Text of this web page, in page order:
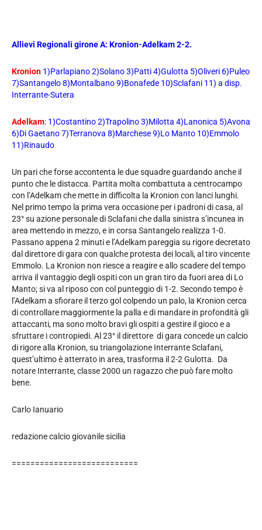
Allievi Regionali girone A: Kronion-Adelkam 2-2.
Kronion 1)Parlapiano 2)Solano 3)Patti 4)Gulotta 5)Oliveri 6)Puleo
7)Santangelo 8)Montalbano 9)Bonafede 10)Sclafani 11) a disp.
Interrante-Sutera
Adelkam: 1)Costantino 2)Trapolino 3)Milotta 4)Lanonica 5)Avona
6)Di Gaetano 7)Terranova 8)Marchese 9)Lo Manto 10)Emmolo
11)Rinaudo
Un pari che forse accontenta le due squadre guardando anche il
punto che le distacca. Partita molta combattuta a centrocampo
con l’Adelkam che mette in difficolta la Kronion con lanci lunghi.
Nel primo tempo la prima vera occasione per i padroni di casa, al
23° su azione personale di Sclafani che dalla sinistra s’incunea in
area mettendo in mezzo, e in corsa Santangelo realizza 1-0.
Passano appena 2 minuti e l’Adelkam pareggia su rigore decretato
dal direttore di gara con qualche protesta dei locali, al tiro vincente
Emmolo. La Kronion non riesce a reagire e allo scadere del tempo
arriva il vantaggio degli ospiti con un gran tiro da fuori area di Lo
Manto; si va al riposo con col punteggio di 1-2. Secondo tempo è
l’Adelkam a sfiorare il terzo gol colpendo un palo, la Kronion cerca
di controllare maggiormente la palla e di mandare in profondità gli
attaccanti, ma sono molto bravi gli ospiti a gestire il gioco e a
sfruttare i contropiedi. Al 23° il direttore di gara concede un calcio
di rigore alla Kronion, su triangolazione Interrante Sclafani,
quest’ultimo è atterrato in area, trasforma il 2-2 Gulotta. Da
notare Interrante, classe 2000 un ragazzo che può fare molto
bene.
Carlo Ianuario
redazione calcio giovanile sicilia
===========================